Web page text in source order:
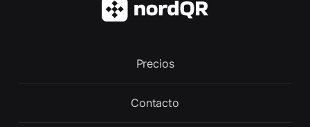
Precios
Contacto